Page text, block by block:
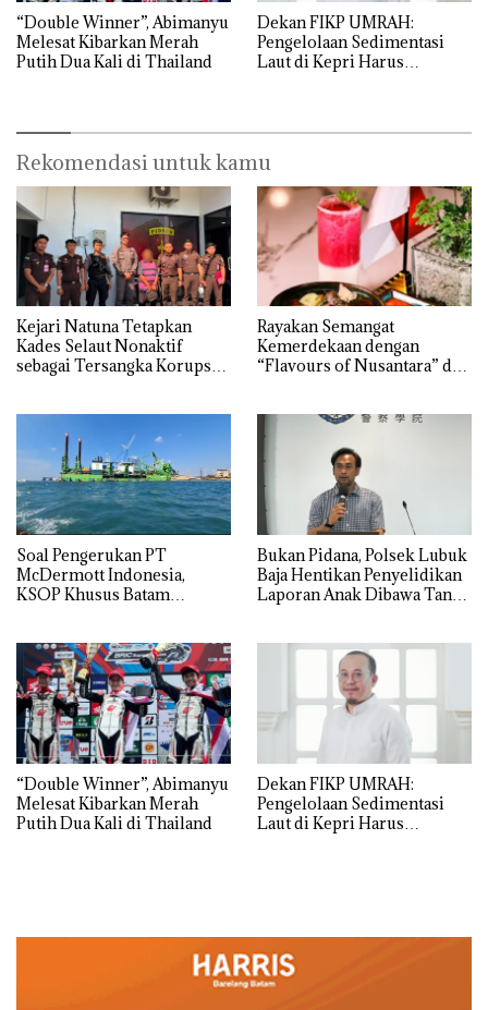
“Double Winner”, Abimanyu
Melesat Kibarkan Merah
Putih Dua Kali di Thailand
Dekan FIKP UMRAH:
Pengelolaan Sedimentasi
Laut di Kepri Harus
Rekomendasi untuk kamu
Kejari Natuna Tetapkan
Kades Selaut Nonaktif
sebagai Tersangka Korupsi
Rayakan Semangat
Kemerdekaan dengan
“Flavours of Nusantara” di
‎Soal Pengerukan PT
McDermott Indonesia,
KSOP Khusus Batam
Bukan Pidana, Polsek Lubuk
Baja Hentikan Penyelidikan
Laporan Anak Dibawa Tanpa
“Double Winner”, Abimanyu
Melesat Kibarkan Merah
Putih Dua Kali di Thailand
Dekan FIKP UMRAH:
Pengelolaan Sedimentasi
Laut di Kepri Harus